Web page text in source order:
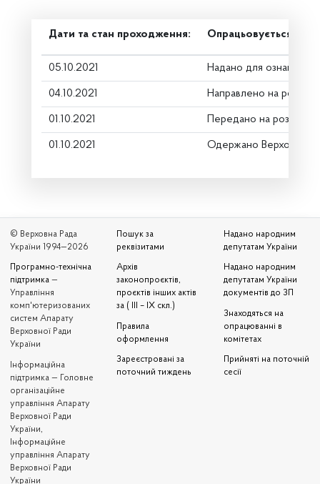
Дати та стан проходження: Опрацьовується в
05.10.2021 Надано для
04.10.2021 Направлено на
01.10.2021 Передано на розгляд
01.10.2021 Одержано Верховною
© Верховна Рада
України 1994—2026
Програмно-технічна
підтримка —
Управління
комп'ютеризованих
систем Апарату
Верховної Ради
України
Iнформаційна
підтримка — Головне
організаційне
управління Апарату
Верховної Ради
України,
Інформаційне
управління Апарату
Верховної Ради
України
Пошук за
реквізитами
Архів
законопроєктів,
проєктів інших актів
за ( III – IX скл.)
Правила
оформлення
Зареєстровані за
поточний тиждень
Надано народним
депутатам України
Надано народним
депутатам України
документів до ЗП
Знаходяться на
опрацюванні в
комітетах
Прийняті на поточній
сесії